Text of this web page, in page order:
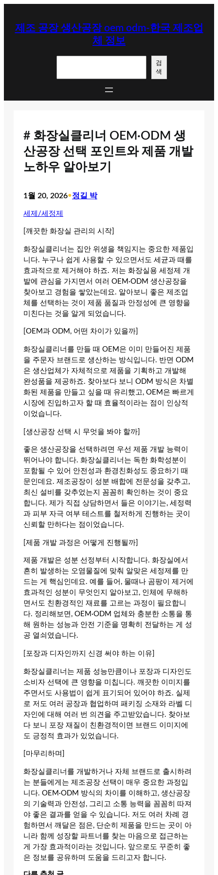
제조 공장 생산공장 oem odm-한국 제조업
체 정보
검
색
# 화장실클리너 OEM·ODM 생
산공장 선택 포인트와 제품 개발
노하우 알아보기
1월 20, 2026•정길 박
세제/세정제
[깨끗한 화장실 관리의 시작]
화장실클리너는 집안 위생을 책임지는 중요한 제품입
니다. 누구나 쉽게 사용할 수 있으면서도 세균과 때를
효과적으로 제거해야 하죠. 저는 화장실용 세정제 개
발에 관심을 가지면서 여러 OEM·ODM 생산공장을
찾아보고 경험을 쌓았는데요. 알아보니 좋은 제조업
체를 선택하는 것이 제품 품질과 안정성에 큰 영향을
미친다는 것을 알게 되었습니다.
[OEM과 ODM, 어떤 차이가 있을까]
화장실클리너를 만들 때 OEM은 이미 만들어진 제품
을 주문자 브랜드로 생산하는 방식입니다. 반면 ODM
은 생산업체가 자체적으로 제품을 기획하고 개발해
완성품을 제공하죠. 찾아보다 보니 ODM 방식은 차별
화된 제품을 만들고 싶을 때 유리했고, OEM은 빠르게
시장에 진입하고자 할 때 효율적이라는 점이 인상적
이었습니다.
[생산공장 선택 시 무엇을 봐야 할까]
좋은 생산공장을 선택하려면 우선 제품 개발 능력이
뛰어나야 합니다. 화장실클리너는 독한 화학성분이
포함될 수 있어 안전성과 환경친화성도 중요하기 때
문인데요. 제조공장이 성분 배합에 전문성을 갖추고,
최신 설비를 갖추었는지 꼼꼼히 확인하는 것이 중요
합니다. 제가 직접 상담하면서 들은 이야기는, 세정력
과 피부 자극 여부 테스트를 철저하게 진행하는 곳이
신뢰할 만하다는 점이었습니다.
[제품 개발 과정은 어떻게 진행될까]
제품 개발은 성분 선정부터 시작합니다. 화장실에서
흔히 발생하는 오염물질에 맞춰 알맞은 세정제를 만
드는 게 핵심인데요. 예를 들어, 물때나 곰팡이 제거에
효과적인 성분이 무엇인지 알아보고, 인체에 무해하
면서도 친환경적인 재료를 고르는 과정이 필요합니
다. 정리해보면, OEM·ODM 업체와 충분한 소통을 통
해 원하는 성능과 안전 기준을 명확히 전달하는 게 성
공 열쇠였습니다.
[포장과 디자인까지 신경 써야 하는 이유]
화장실클리너는 제품 성능만큼이나 포장과 디자인도
소비자 선택에 큰 영향을 미칩니다. 깨끗한 이미지를
주면서도 사용법이 쉽게 표기되어 있어야 하죠. 실제
로 저도 여러 공장과 협업하며 패키징 소재와 라벨 디
자인에 대해 여러 번 의견을 주고받았습니다. 찾아보
다 보니 포장 재질이 친환경적이면 브랜드 이미지에
도 긍정적 효과가 있었습니다.
[마무리하며]
화장실클리너를 개발하거나 자체 브랜드로 출시하려
는 분들에게는 제조공장 선택이 매우 중요한 과정입
니다. OEM·ODM 방식의 차이를 이해하고, 생산공장
의 기술력과 안전성, 그리고 소통 능력을 꼼꼼히 따져
야 좋은 결과를 얻을 수 있습니다. 저도 여러 차례 경
험하면서 깨달은 점은, 단순히 제품을 만드는 곳이 아
니라 함께 성장할 파트너를 찾는 마음으로 접근하는
게 가장 효과적이라는 것입니다. 앞으로도 꾸준히 좋
은 정보를 공유하며 도움을 드리고자 합니다.